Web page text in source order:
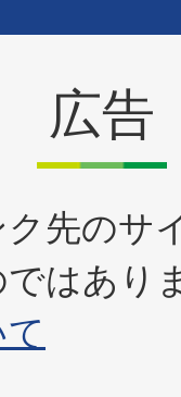
広告
先のサ
はあり